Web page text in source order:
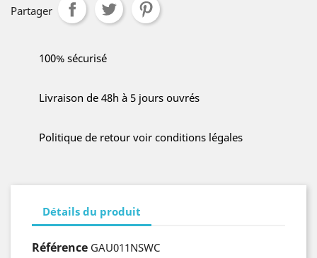
Partager
100% sécurisé
Livraison de 48h à 5 jours ouvrés
Politique de retour voir conditions légales
Détails du produit
Référence GAU011NSWC